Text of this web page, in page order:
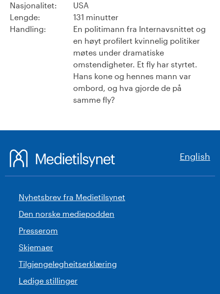
Nasjonalitet:
USA
Lengde:
131 minutter
Handling:
En politimann fra Internavsnittet og
en høyt profilert kvinnelig politiker
møtes under dramatiske
omstendigheter. Et fly har styrtet.
Hans kone og hennes mann var
ombord, og hva gjorde de på
samme fly?
English
Nyhetsbrev fra Medietilsynet
Den norske mediepodden
Presserom
Skjemaer
Tilgjengelegheitserklæring
Ledige stillinger